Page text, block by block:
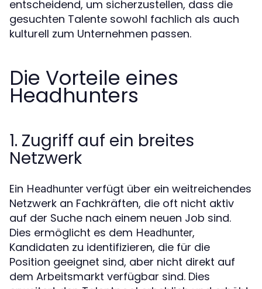
entscheidend, um sicherzustellen, dass die
gesuchten Talente sowohl fachlich als auch
kulturell zum Unternehmen passen.
Die Vorteile eines
Headhunters
1. Zugriff auf ein breites
Netzwerk
Ein Headhunter verfügt über ein weitreichendes
Netzwerk an Fachkräften, die oft nicht aktiv
auf der Suche nach einem neuen Job sind.
Dies ermöglicht es dem Headhunter,
Kandidaten zu identifizieren, die für die
Position geeignet sind, aber nicht direkt auf
dem Arbeitsmarkt verfügbar sind. Dies